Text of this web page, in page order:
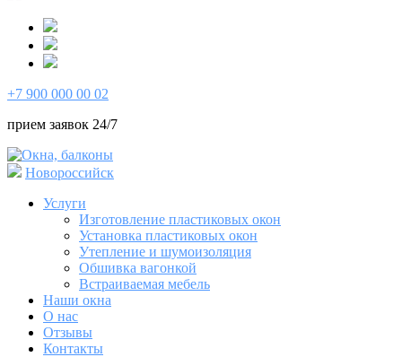
+7 900 000 00 02
прием заявок 24/7
Новороссийск
Услуги
Изготовление пластиковых окон
Установка пластиковых окон
Утепление и шумоизоляция
Обшивка вагонкой
Встраиваемая мебель
Наши окна
О нас
Отзывы
Контакты